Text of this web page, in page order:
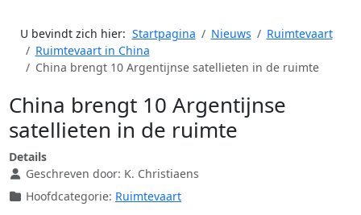
U bevindt zich hier: Startpagina Nieuws
Ruimtevaart
Ruimtevaart in China
China brengt 10 Argentijnse satellieten in de ruimte
China brengt 10 Argentijnse
satellieten in de ruimte
Details
Geschreven door: K. Christiaens
Hoofdcategorie: Ruimtevaart